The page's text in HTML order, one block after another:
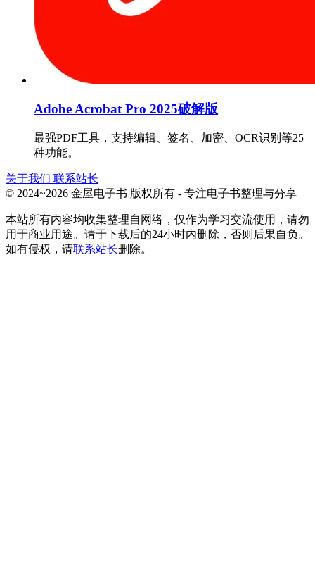
Adobe Acrobat Pro 2025破解版
最强PDF工具，支持编辑、签名、加密、OCR识别等25
种功能。
关于我们 联系站长
© 2024~2026 金屋电子书 版权所有 - 专注电子书整理与分享
本站所有内容均收集整理自网络，仅作为学习交流使用，请勿
用于商业用途。请于下载后的24小时内删除，否则后果自负。
如有侵权，请联系站长删除。